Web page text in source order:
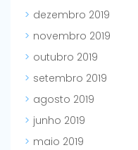
dezembro 2019
novembro 2019
outubro 2019
setembro 2019
agosto 2019
junho 2019
maio 2019